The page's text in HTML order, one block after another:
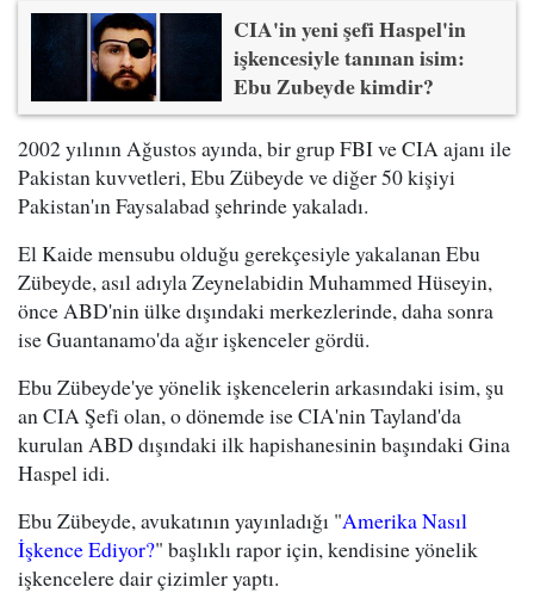
CIA'in yeni şefi Haspel'in
işkencesiyle tanınan isim:
Ebu Zubeyde kimdir?
2002 yılının Ağustos ayında, bir grup FBI ve CIA ajanı ile
Pakistan kuvvetleri, Ebu Zübeyde ve diğer 50 kişiyi
Pakistan'ın Faysalabad şehrinde yakaladı.
El Kaide mensubu olduğu gerekçesiyle yakalanan Ebu
Zübeyde, asıl adıyla Zeynelabidin Muhammed Hüseyin,
önce ABD'nin ülke dışındaki merkezlerinde, daha sonra
ise Guantanamo'da ağır işkenceler gördü.
Ebu Zübeyde'ye yönelik işkencelerin arkasındaki isim, şu
an CIA Şefi olan, o dönemde ise CIA'nin Tayland'da
kurulan ABD dışındaki ilk hapishanesinin başındaki Gina
Haspel idi.
Ebu Zübeyde, avukatının yayınladığı "Amerika Nasıl
İşkence Ediyor?" başlıklı rapor için, kendisine yönelik
işkencelere dair çizimler yaptı.